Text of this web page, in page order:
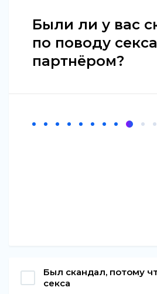
Были ли у вас
по поводу
партнёром?
Был скандал, потому
секса